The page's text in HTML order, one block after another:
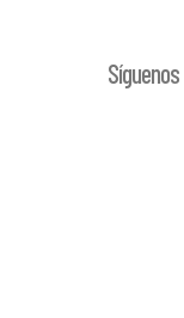
Síguenos